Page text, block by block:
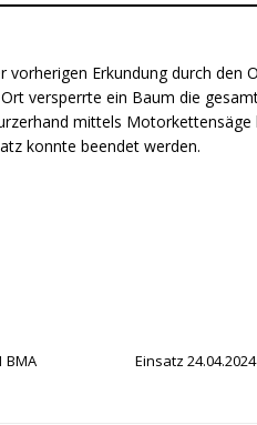
vorherigen Erkundung durch den
versperrte ein Baum die
mittels
konnte beendet werden.
BMA Einsatz